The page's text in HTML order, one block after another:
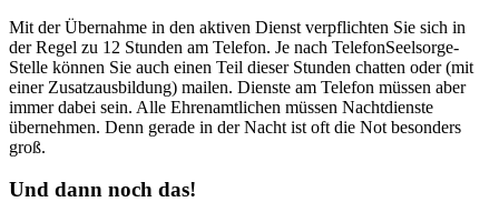
Mit der Übernahme in den aktiven Dienst verpflichten Sie sich in
der Regel zu 12 Stunden am Telefon. Je nach TelefonSeelsorge-
Stelle können Sie auch einen Teil dieser Stunden chatten oder (mit
einer Zusatzausbildung) mailen. Dienste am Telefon müssen aber
immer dabei sein. Alle Ehrenamtlichen müssen Nachtdienste
übernehmen. Denn gerade in der Nacht ist oft die Not besonders
groß.
Und dann noch das!